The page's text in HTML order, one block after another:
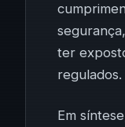
ter
regulados.
Em